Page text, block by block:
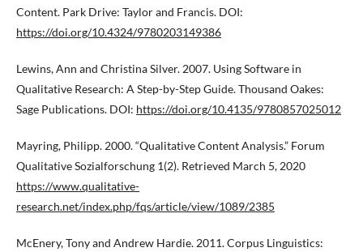
Content. Park Drive: Taylor and Francis. DOI:
https://doi.org/10.4324/9780203149386
Lewins, Ann and Christina Silver. 2007. Using Software in
Qualitative Research: A Step-by-Step Guide. Thousand Oakes:
Sage Publications. DOI: https://doi.org/10.4135/9780857025012
Mayring, Philipp. 2000. “Qualitative Content Analysis.” Forum
Qualitative Sozialforschung 1(2). Retrieved March 5, 2020
https://www.qualitative-
research.net/index.php/fqs/article/view/1089/2385
McEnery, Tony and Andrew Hardie. 2011. Corpus Linguistics: